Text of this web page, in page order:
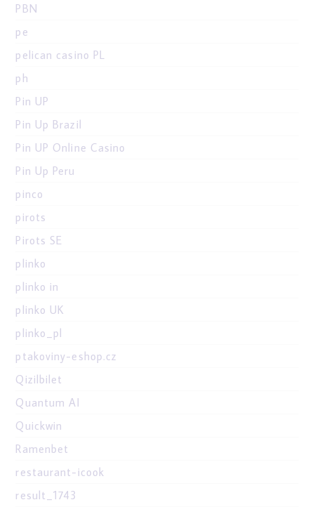
PBN
pe
pelican casino PL
ph
Pin UP
Pin Up Brazil
Pin UP Online Casino
Pin Up Peru
pinco
pirots
Pirots SE
plinko
plinko in
plinko UK
plinko_pl
ptakoviny-eshop.cz
Qizilbilet
Quantum AI
Quickwin
Ramenbet
restaurant-icook
result_1743